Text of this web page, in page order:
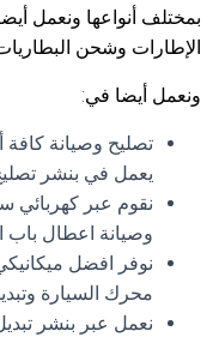
بمختلف أنواعها ونعمل
الإطارات وشحن
ونعمل أيضا في:
تصليح وصيانة
يعمل في بنشر
نقوم عبر كهربائي
وصيانة اعطال باب
نوفر افضل
محرك السيارة
نعمل عبر بنشر